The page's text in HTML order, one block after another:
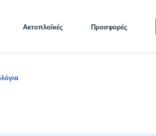
Ακτοπλοϊκές Προσφορές